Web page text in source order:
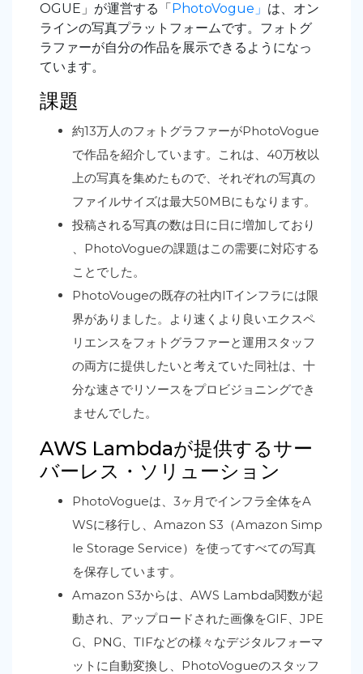
OGUE」が運営する「PhotoVogue」 は、オン
ラインの写真プラットフォームです。フォトグ
ラファーが自分の作品を展示できるようになっ
ています。
課題
約13万人のフォトグラファーがPhotoVogue
で作品を紹介しています。これは、40万枚以
上の写真を集めたもので、それぞれの写真の
ファイルサイズは最大50MBにもなります。
投稿される写真の数は日に日に増加しており
、PhotoVogueの課題はこの需要に対応する
ことでした。
PhotoVougeの既存の社内ITインフラには限
界がありました。より速くより良いエクスペ
リエンスをフォトグラファーと運用スタッフ
の両方に提供したいと考えていた同社は、十
分な速さでリソースをプロビジョニングでき
ませんでした。
AWS Lambdaが提供するサー
バーレス・ソリューション
PhotoVogueは、3ヶ月でインフラ全体をA
WSに移行し、Amazon S3（Amazon Simp
le Storage Service）を使ってすべての写真
を保存しています。
Amazon S3からは、AWS Lambda関数が起
動され、アップロードされた画像をGIF、JPE
G、PNG、TIFなどの様々なデジタルフォーマ
ットに自動変換し、PhotoVogueのスタッフ